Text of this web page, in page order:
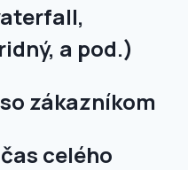
a pod.)
zákazníkom
celého